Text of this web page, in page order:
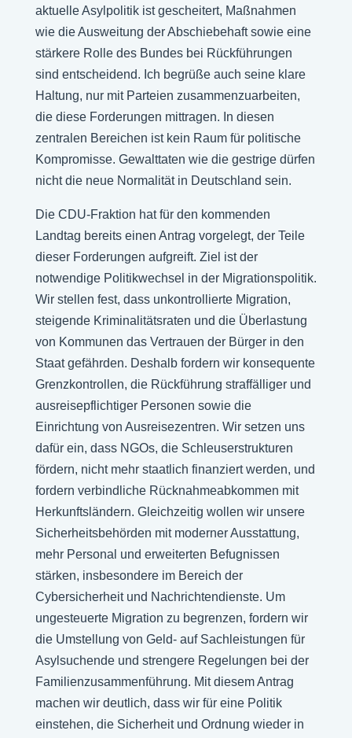
aktuelle Asylpolitik ist gescheitert, Maßnahmen
wie die Ausweitung der Abschiebehaft sowie eine
stärkere Rolle des Bundes bei Rückführungen
sind entscheidend. Ich begrüße auch seine klare
Haltung, nur mit Parteien zusammenzuarbeiten,
die diese Forderungen mittragen. In diesen
zentralen Bereichen ist kein Raum für politische
Kompromisse. Gewalttaten wie die gestrige dürfen
nicht die neue Normalität in Deutschland sein.
Die CDU-Fraktion hat für den kommenden
Landtag bereits einen Antrag vorgelegt, der Teile
dieser Forderungen aufgreift. Ziel ist der
notwendige Politikwechsel in der Migrationspolitik.
Wir stellen fest, dass unkontrollierte Migration,
steigende Kriminalitätsraten und die Überlastung
von Kommunen das Vertrauen der Bürger in den
Staat gefährden. Deshalb fordern wir konsequente
Grenzkontrollen, die Rückführung straffälliger und
ausreisepflichtiger Personen sowie die
Einrichtung von Ausreisezentren. Wir setzen uns
dafür ein, dass NGOs, die Schleuserstrukturen
fördern, nicht mehr staatlich finanziert werden, und
fordern verbindliche Rücknahmeabkommen mit
Herkunftsländern. Gleichzeitig wollen wir unsere
Sicherheitsbehörden mit moderner Ausstattung,
mehr Personal und erweiterten Befugnissen
stärken, insbesondere im Bereich der
Cybersicherheit und Nachrichtendienste. Um
ungesteuerte Migration zu begrenzen, fordern wir
die Umstellung von Geld- auf Sachleistungen für
Asylsuchende und strengere Regelungen bei der
Familienzusammenführung. Mit diesem Antrag
machen wir deutlich, dass wir für eine Politik
einstehen, die Sicherheit und Ordnung wieder in